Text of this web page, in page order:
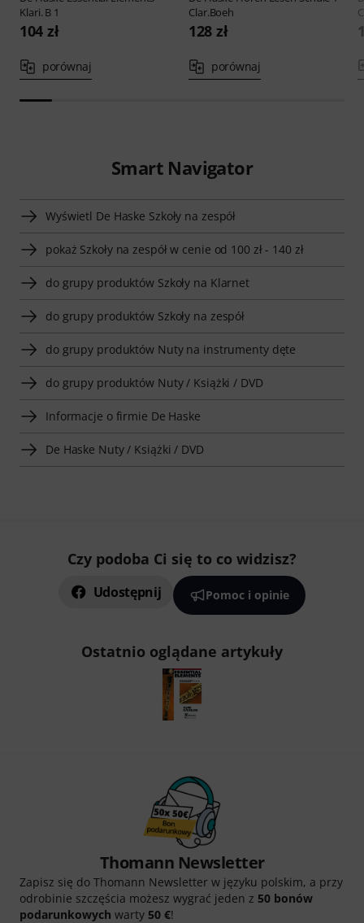
Klari. B 1
104 zł
porównaj
Clar.Boeh
128 zł
porównaj
Smart Navigator
Wyświetl De Haske Szkoły na zespół
pokaż Szkoły na zespół w cenie od 100 zł - 140 zł
do grupy produktów Szkoły na Klarnet
do grupy produktów Szkoły na zespół
do grupy produktów Nuty na instrumenty dęte
do grupy produktów Nuty / Książki / DVD
Informacje o firmie De Haske
De Haske Nuty / Książki / DVD
Czy podoba Ci się to co widzisz?
Udostępnij Pomoc i opinie
Ostatnio oglądane artykuły
Thomann Newsletter
Zapisz się do Thomann Newsletter w języku polskim, a przy
odrobinie szczęścia możesz wygrać jeden z 50 bonów
podarunkowych warty 50 €!